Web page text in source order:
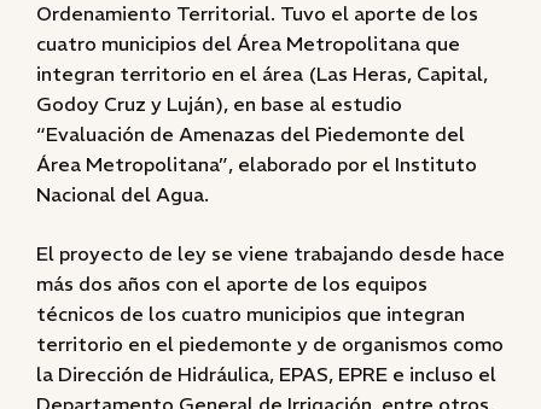
Ordenamiento Territorial. Tuvo el aporte de los
cuatro municipios del Área Metropolitana que
integran territorio en el área (Las Heras, Capital,
Godoy Cruz y Luján), en base al estudio
“Evaluación de Amenazas del Piedemonte del
Área Metropolitana”, elaborado por el Instituto
Nacional del Agua.
El proyecto de ley se viene trabajando desde hace
más dos años con el aporte de los equipos
técnicos de los cuatro municipios que integran
territorio en el piedemonte y de organismos como
la Dirección de Hidráulica, EPAS, EPRE e incluso el
Departamento General de Irrigación, entre otros,